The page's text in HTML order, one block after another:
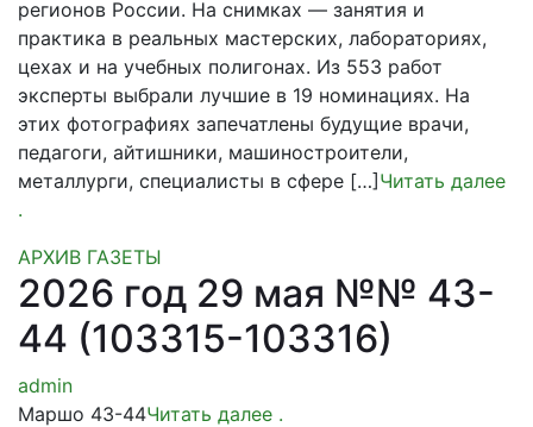
регионов России. На снимках — занятия и
практика в реальных мастерских, лабораториях,
цехах и на учебных полигонах. Из 553 работ
эксперты выбрали лучшие в 19 номинациях. На
этих фотографиях запечатлены будущие врачи,
педагоги, айтишники, машиностроители,
металлурги, специалисты в сфере […]Читать далее
.
АРХИВ ГАЗЕТЫ
2026 год 29 мая №№ 43-
44 (103315-103316)
admin
Маршо 43-44Читать далее .